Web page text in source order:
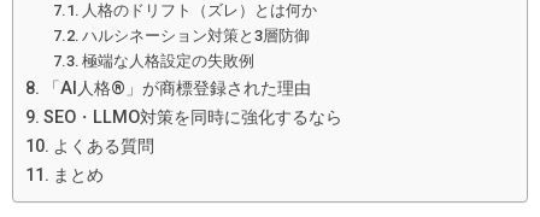
人格のドリフト（ズレ）とは何か
ハルシネーション対策と3層防御
極端な人格設定の失敗例
「AI人格®」が商標登録された理由
SEO・LLMO対策を同時に強化するなら
よくある質問
まとめ